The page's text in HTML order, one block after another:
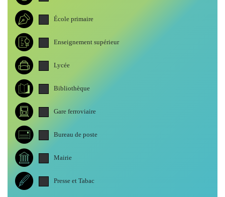
École primaire
Enseignement supérieur
Lycée
Bibliothèque
Gare ferroviaire
Bureau de poste
Mairie
Presse et Tabac